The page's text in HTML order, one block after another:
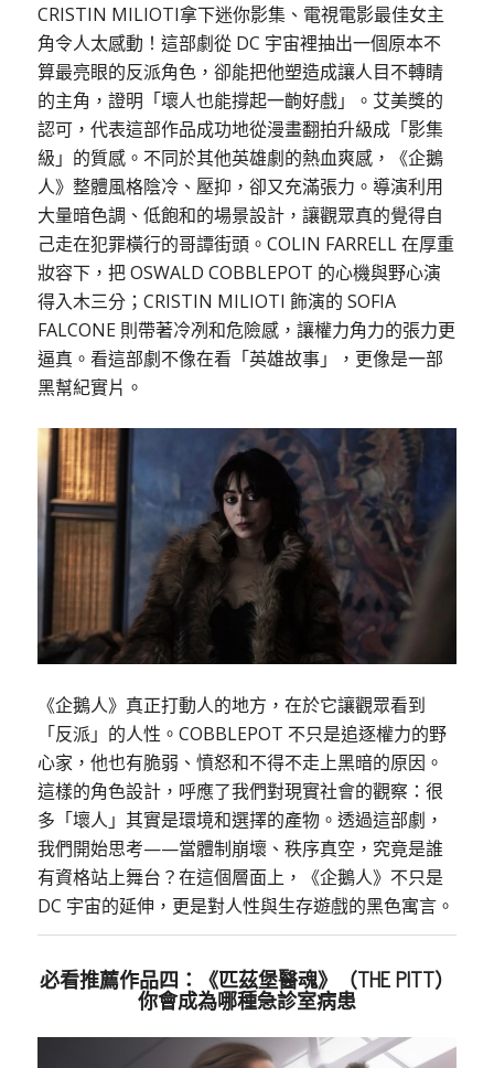
CRISTIN MILIOTI拿下迷你影集、電視電影最佳女主
角令人太感動！這部劇從 DC 宇宙裡抽出一個原本不
算最亮眼的反派角色，卻能把他塑造成讓人目不轉睛
的主角，證明「壞人也能撐起一齣好戲」。艾美獎的
認可，代表這部作品成功地從漫畫翻拍升級成「影集
級」的質感。不同於其他英雄劇的熱血爽感，《企鵝
人》整體風格陰冷、壓抑，卻又充滿張力。導演利用
大量暗色調、低飽和的場景設計，讓觀眾真的覺得自
己走在犯罪橫行的哥譚街頭。COLIN FARRELL 在厚重
妝容下，把 OSWALD COBBLEPOT 的心機與野心演
得入木三分；CRISTIN MILIOTI 飾演的 SOFIA
FALCONE 則帶著冷冽和危險感，讓權力角力的張力更
逼真。看這部劇不像在看「英雄故事」，更像是一部
黑幫紀實片。
《企鵝人》真正打動人的地方，在於它讓觀眾看到
「反派」的人性。COBBLEPOT 不只是追逐權力的野
心家，他也有脆弱、憤怒和不得不走上黑暗的原因。
這樣的角色設計，呼應了我們對現實社會的觀察：很
多「壞人」其實是環境和選擇的產物。透過這部劇，
我們開始思考——當體制崩壞、秩序真空，究竟是誰
有資格站上舞台？在這個層面上，《企鵝人》不只是
DC 宇宙的延伸，更是對人性與生存遊戲的黑色寓言。
必看推薦作品四：《匹茲堡醫魂》（THE PITT）
你會成為哪種急診室病患